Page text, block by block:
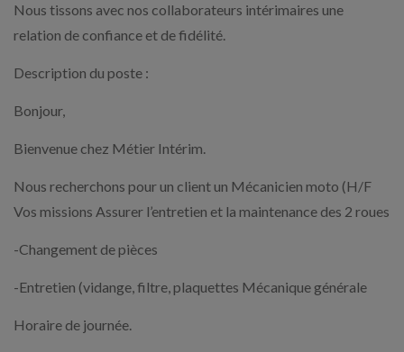
Nous tissons avec nos collaborateurs intérimaires une
relation de confiance et de fidélité.
Description du poste :
Bonjour,
Bienvenue chez Métier Intérim.
Nous recherchons pour un client un Mécanicien moto (H/F
Vos missions Assurer l’entretien et la maintenance des 2 roues
-Changement de pièces
-Entretien (vidange, filtre, plaquettes Mécanique générale
Horaire de journée.